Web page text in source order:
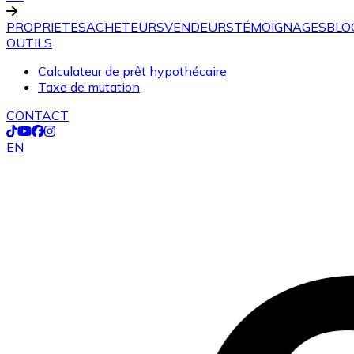
PROPRIETESACHETEURSVENDEURSTÉMOIGNAGES
OUTILS
Calculateur de prêt hypothécaire
Taxe de mutation
CONTACT
EN